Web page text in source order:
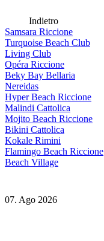
Indietro
Samsara Riccione
Turquoise Beach Club
Living Club
Opéra Riccione
Beky Bay Bellaria
Nereidas
Hyper Beach Riccione
Malindi Cattolica
Mojito Beach Riccione
Bikini Cattolica
Kokale Rimini
Flamingo Beach Riccione
Beach Village
07. Ago 2026